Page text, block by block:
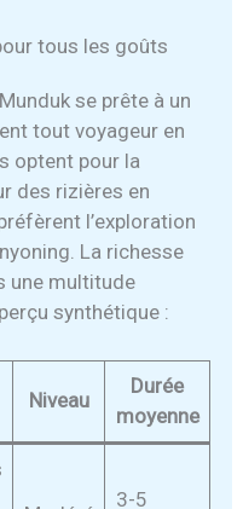
tous les goûts
se prête à un
tout voyageur en
optent pour la
des rizières en
l’exploration
La richesse
une multitude
synthétique :
Niveau
Durée
moyenne
3-5